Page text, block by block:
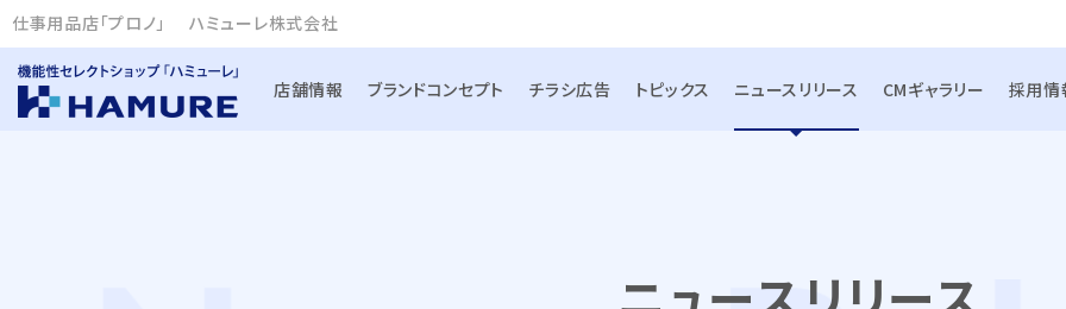
仕事用品店「プロノ」 ハミューレ株式会社
店舗情報 ブランドコンセプト チラシ広告 トピックス ニュースリリース CMギャラリー 採用情